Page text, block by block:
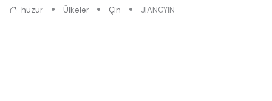
huzur Ülkeler Çin JIANGYIN